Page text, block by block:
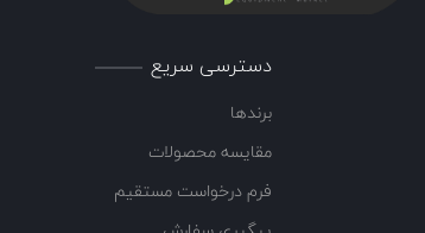
عمده را برای سیستم های اسپرینکلر لوله تر در بر دارد:
دسترسی سریع
برندها
مقایسه محصولات
فرم درخواست مستقیم